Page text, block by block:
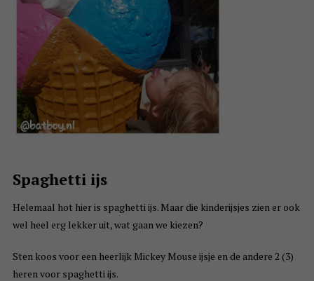
Spaghetti ijs
Helemaal hot hier is spaghetti ijs. Maar die kinderijsjes zien er ook
wel heel erg lekker uit, wat gaan we kiezen?
Sten koos voor een heerlijk Mickey Mouse ijsje en de andere 2 (3)
heren voor spaghetti ijs.